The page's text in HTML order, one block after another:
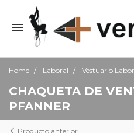
Home Laboral Vestuario
CHAQUETA DE
PFANNER
Producto anterior